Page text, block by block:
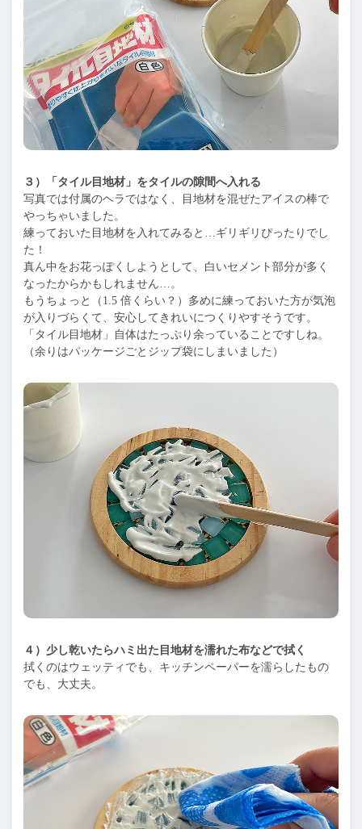
３）「タイル目地材」をタイルの隙間へ入れる
写真では付属のヘラではなく、目地材を混ぜたアイスの棒で
やっちゃいました。
練っておいた目地材を入れてみると…ギリギリぴったりでし
た！
真ん中をお花っぽくしようとして、白いセメント部分が多く
なったからかもしれません…。
もうちょっと（1.5 倍くらい？）多めに練っておいた方が気泡
が入りづらくて、安心してきれいにつくりやすそうです。
「タイル目地材」自体はたっぷり余っていることですしね。
（余りはパッケージごとジップ袋にしまいました）
４）少し乾いたらハミ出た目地材を濡れた布などで拭く
拭くのはウェッティでも、キッチンペーパーを濡らしたもの
でも、大丈夫。